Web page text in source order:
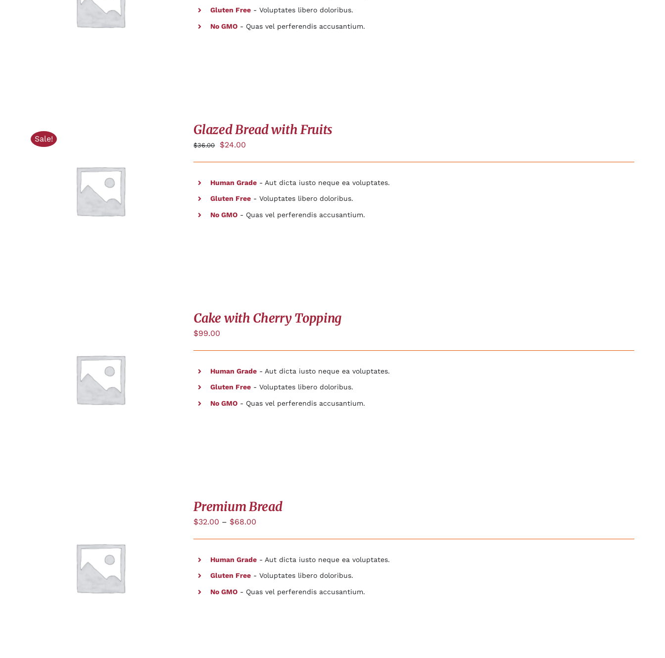
APERÇU
Gluten Free- Voluptates libero doloribus.
No GMO- Quas vel perferendis accusantium.
Sale!
AJOUTER AU PANIER
APERÇU
Glazed Bread with Fruits
$36.00 $24.00
Human Grade- Aut dicta iusto neque ea voluptates.
Gluten Free- Voluptates libero doloribus.
No GMO- Quas vel perferendis accusantium.
AJOUTER AU PANIER
APERÇU
Cake with Cherry Topping
$99.00
Human Grade- Aut dicta iusto neque ea voluptates.
Gluten Free- Voluptates libero doloribus.
No GMO- Quas vel perferendis accusantium.
CHOIX DES OPTIONS
APERÇU
Premium Bread
$32.00 – $68.00
Human Grade- Aut dicta iusto neque ea voluptates.
Gluten Free- Voluptates libero doloribus.
No GMO- Quas vel perferendis accusantium.